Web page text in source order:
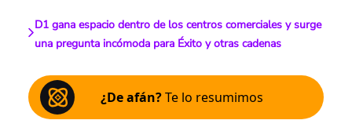
D1 gana espacio dentro de los centros comerciales y surge
una pregunta incómoda para Éxito y otras cadenas
¿De afán?Te lo resumimos